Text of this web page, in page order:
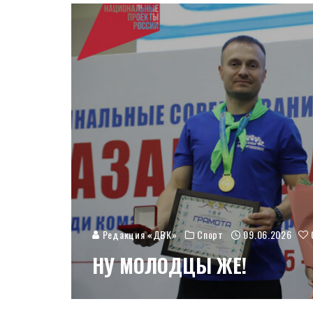
Редакция «ДВК» Спорт 09.06.2026
НУ МОЛОДЦЫ ЖЕ!